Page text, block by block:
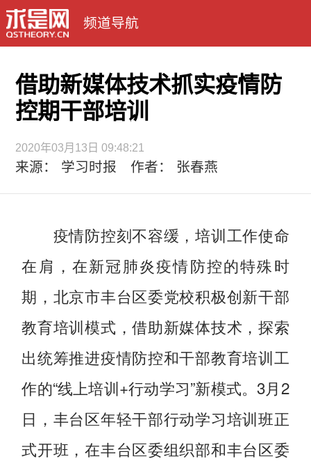
频道导航
借助新媒体技术抓实疫情防
控期干部培训
2020年03月13日 09:48:21
来源： 学习时报 作者： 张春燕
疫情防控刻不容缓，培训工作使命
在肩，在新冠肺炎疫情防控的特殊时
期，北京市丰台区委党校积极创新干部
教育培训模式，借助新媒体技术，探索
出统筹推进疫情防控和干部教育培训工
作的“线上培训+行动学习”新模式。3月2
日，丰台区年轻干部行动学习培训班正
式开班，在丰台区委组织部和丰台区委